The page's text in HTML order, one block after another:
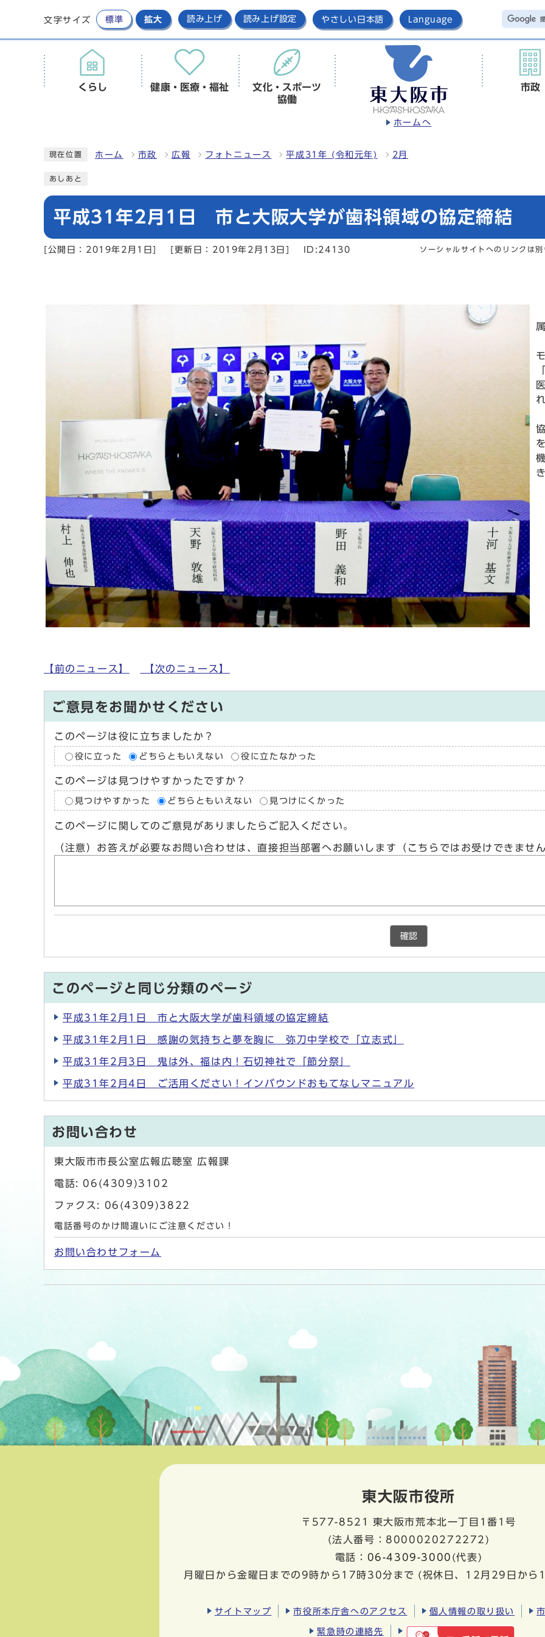
文字サイズ 標準 拡大 読み上げ 読み上げ設定 やさしい日本語 Language
ホームへ
くらし 健康・医療・福祉
文化・スポーツ
協働
市政
現在位置 ホーム 市政 広報 フォトニュース 平成31年 (令和元年) 2月
あしあと
平成31年2月1日 市と大阪大学が歯科領域の協定締結
[公開日：2019年2月1日] [更新日：2019年2月13日] ID:24130 ソーシャルサイトへのリンクは
【前のニュース】 【次のニュース】
ご意見をお聞かせください
このページは役に立ちましたか？
役に立った どちらともいえない 役に立たなかった
このページは見つけやすかったですか？
見つけやすかった どちらともいえない 見つけにくかった
このページに関してのご意見がありましたらご記入ください。
（注意）お答えが必要なお問い合わせは、直接担当部署へお願いします（こちらではお受けできませ
確認
このページと同じ分類のページ
平成31年2月1日 市と大阪大学が歯科領域の協定締結
平成31年2月1日 感謝の気持ちと夢を胸に 弥刀中学校で「立志式」
平成31年2月3日 鬼は外、福は内！石切神社で「節分祭」
平成31年2月4日 ご活用ください！インバウンドおもてなしマニュアル
お問い合わせ
東大阪市市長公室広報広聴室 広報課
電話: 06(4309)3102
ファクス: 06(4309)3822
電話番号のかけ間違いにご注意ください！
お問い合わせフォーム
東大阪市役所
〒577-8521
東大阪市荒本北一丁目1番1号
(法人番号：8000020272272)
電話： 06-4309-3000 (代表)
月曜日から金曜日までの9時から17時30分まで (祝休日、12月29日から
サイトマップ 市役所本庁舎へのアクセス 個人情報の取り扱い
緊急時の連絡先